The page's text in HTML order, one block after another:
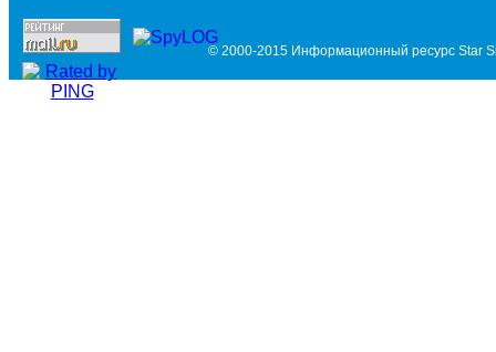
© 2000-2015 Информационный ресурс Star